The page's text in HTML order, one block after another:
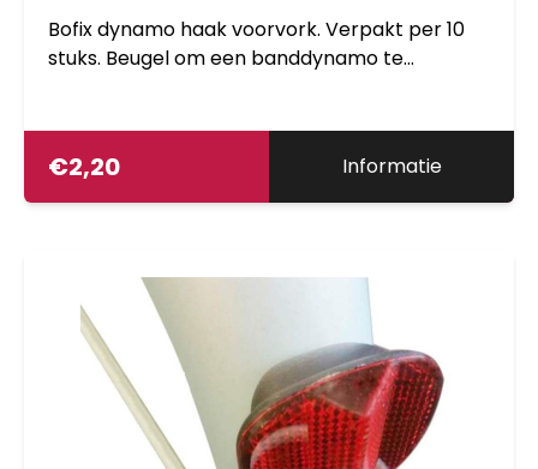
Bofix dynamo haak voorvork. Verpakt per 10
stuks. Beugel om een banddynamo te
€2,20 Informatie